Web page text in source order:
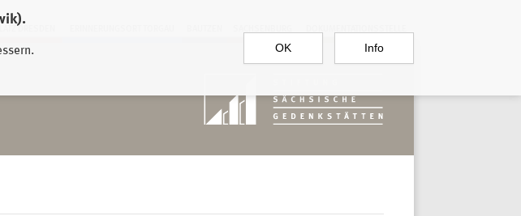
OK Info
DRESDEN